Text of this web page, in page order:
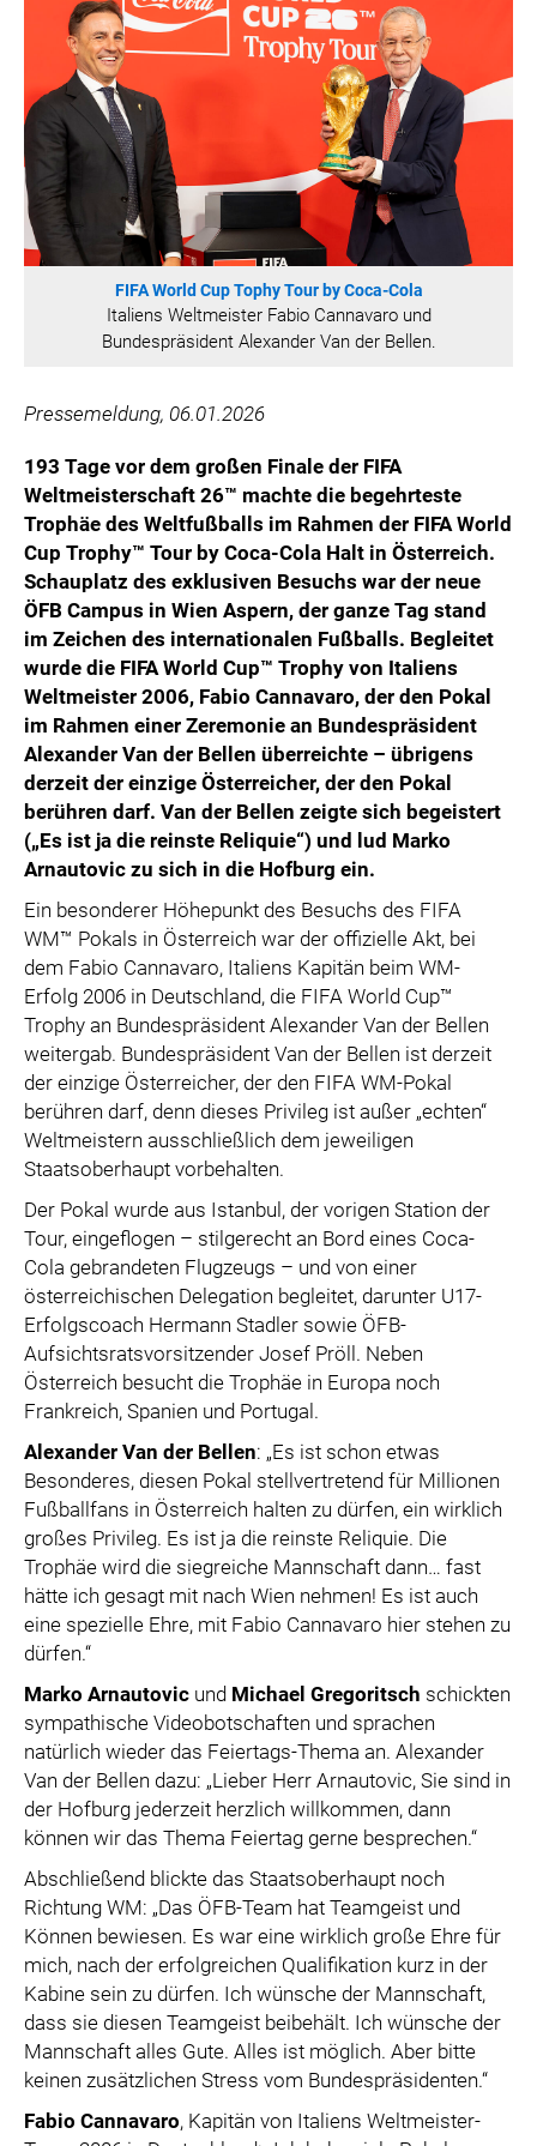
HANNERSBERG
WILHELM-EXNER-MEDAILLEN STIFTUNG
ADMIRAL SPORTWETTEN
EWP RECYCLING PFAND ÖSTERREICH
ANNEMARIE CHARITY
IMPERIAL MARKETS
TRÄGERVEREIN EINWEGPFAND
SPECIAL OLYMPICS ÖSTERREICH
FIFA World Cup Tophy Tour by Coca-Cola
Italiens Weltmeister Fabio Cannavaro und
Bundespräsident Alexander Van der Bellen.
Pressemeldung, 06.01.2026
193 Tage vor dem großen Finale der FIFA
Weltmeisterschaft 26™ machte die begehrteste
Trophäe des Weltfußballs im Rahmen der FIFA World
Cup Trophy™ Tour by Coca-Cola Halt in Österreich.
Schauplatz des exklusiven Besuchs war der neue
ÖFB Campus in Wien Aspern, der ganze Tag stand
im Zeichen des internationalen Fußballs. Begleitet
wurde die FIFA World Cup™ Trophy von Italiens
Weltmeister 2006, Fabio Cannavaro, der den Pokal
im Rahmen einer Zeremonie an Bundespräsident
Alexander Van der Bellen überreichte – übrigens
derzeit der einzige Österreicher, der den Pokal
berühren darf. Van der Bellen zeigte sich begeistert
(„Es ist ja die reinste Reliquie“) und lud Marko
Arnautovic zu sich in die Hofburg ein.
Ein besonderer Höhepunkt des Besuchs des FIFA
WM™ Pokals in Österreich war der offizielle Akt, bei
dem Fabio Cannavaro, Italiens Kapitän beim WM-
Erfolg 2006 in Deutschland, die FIFA World Cup™
Trophy an Bundespräsident Alexander Van der Bellen
weitergab. Bundespräsident Van der Bellen ist derzeit
der einzige Österreicher, der den FIFA WM-Pokal
berühren darf, denn dieses Privileg ist außer „echten“
Weltmeistern ausschließlich dem jeweiligen
Staatsoberhaupt vorbehalten.
Der Pokal wurde aus Istanbul, der vorigen Station der
Tour, eingeflogen – stilgerecht an Bord eines Coca-
Cola gebrandeten Flugzeugs – und von einer
österreichischen Delegation begleitet, darunter U17-
Erfolgscoach Hermann Stadler sowie ÖFB-
Aufsichtsratsvorsitzender Josef Pröll. Neben
Österreich besucht die Trophäe in Europa noch
Frankreich, Spanien und Portugal.
Alexander Van der Bellen: „Es ist schon etwas
Besonderes, diesen Pokal stellvertretend für Millionen
Fußballfans in Österreich halten zu dürfen, ein wirklich
großes Privileg. Es ist ja die reinste Reliquie. Die
Trophäe wird die siegreiche Mannschaft dann… fast
hätte ich gesagt mit nach Wien nehmen! Es ist auch
eine spezielle Ehre, mit Fabio Cannavaro hier stehen zu
dürfen.“
Marko Arnautovic und Michael Gregoritsch schickten
sympathische Videobotschaften und sprachen
natürlich wieder das Feiertags-Thema an. Alexander
Van der Bellen dazu: „Lieber Herr Arnautovic, Sie sind in
der Hofburg jederzeit herzlich willkommen, dann
können wir das Thema Feiertag gerne besprechen.“
Abschließend blickte das Staatsoberhaupt noch
Richtung WM: „Das ÖFB-Team hat Teamgeist und
Können bewiesen. Es war eine wirklich große Ehre für
mich, nach der erfolgreichen Qualifikation kurz in der
Kabine sein zu dürfen. Ich wünsche der Mannschaft,
dass sie diesen Teamgeist beibehält. Ich wünsche der
Mannschaft alles Gute. Alles ist möglich. Aber bitte
keinen zusätzlichen Stress vom Bundespräsidenten.“
Fabio Cannavaro, Kapitän von Italiens Weltmeister-